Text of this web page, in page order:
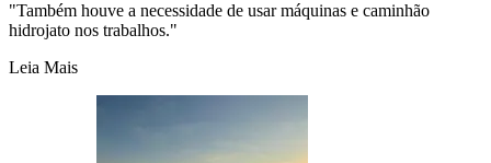
"Também houve a necessidade de usar máquinas e caminhão
hidrojato nos trabalhos."
Leia Mais